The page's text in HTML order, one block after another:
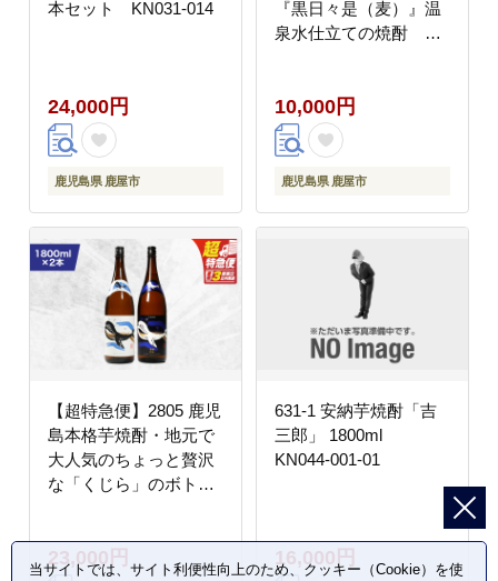
本セット KN031-014
24,000円
鹿児島県 鹿屋市
『黒日々是（麦）』温
泉水仕立ての焼酎
10,000円
鹿児島県 鹿屋市
【超特急便】2805 鹿児
島本格芋焼酎・地元で
大人気のちょっと贅沢
な「くじら」のボトル
瓶）×2本 KN043-009
23,000円
631-1 安納芋焼酎「吉
三郎」 1800ml
KN044-001-01
16,000円
当サイトでは、サイト利便性向上のため、クッキー（Cookie）を使